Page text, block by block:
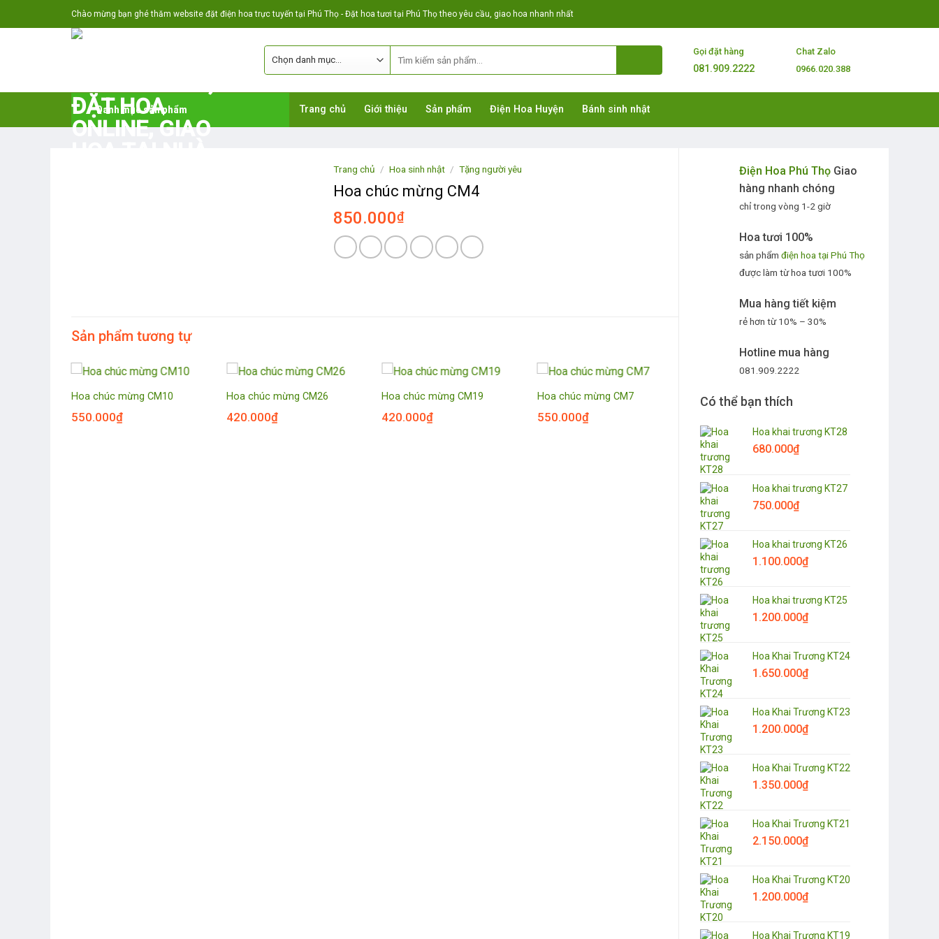
to
Chào mừng bạn ghé thăm website đặt điện hoa trực tuyến tại Phú Thọ - Đặt hoa tươi tại Phú Thọ theo yêu cầu, giao hoa nhanh nhất
Gọi đặt hàng
081.909.2222
Chat Zalo
0966.020.388
Danh mục sản phẩm Trang chủ Giới thiệu Sản phẩm Điện Hoa Huyện Bánh sinh nhật
Điện Hoa Phú Thọ Giao
hàng nhanh chóng
chỉ trong vòng 1-2 giờ
Hoa tươi 100%
sản phẩm điện hoa tại Phú Thọ
được làm từ hoa tươi 100%
Mua hàng tiết kiệm
rẻ hơn từ 10% – 30%
Hotline mua hàng
081.909.2222
Có thể bạn thích
Hoa khai trương KT28
680.000₫
Hoa khai trương KT27
750.000₫
Hoa khai trương KT26
1.100.000₫
Hoa khai trương KT25
1.200.000₫
Hoa Khai Trương KT24
1.650.000₫
Hoa Khai Trương KT23
1.200.000₫
Hoa Khai Trương KT22
1.350.000₫
Hoa Khai Trương KT21
2.150.000₫
Hoa Khai Trương KT20
1.200.000₫
Hoa Khai Trương KT19
Trang chủ / Hoa sinh nhật / Tặng người yêu
Hoa chúc mừng CM4
850.000₫
Sản phẩm tương tự
Hoa chúc mừng CM10
550.000₫
Hoa chúc mừng CM26
420.000₫
Hoa chúc mừng CM19
420.000₫
Hoa chúc mừng CM7
550.000₫